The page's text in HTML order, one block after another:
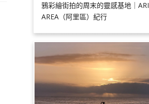
鴉彩繪街拍的周末的靈感基地｜ARI
AREA（阿里區）紀行